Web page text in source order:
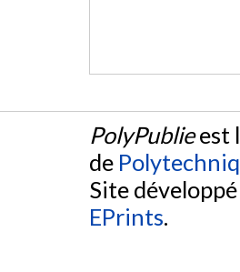
PolyPublieest
de
Site
EPrints.